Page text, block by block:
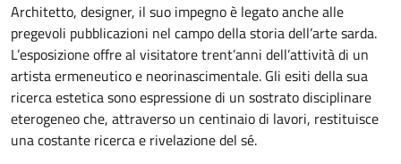
Architetto, designer, il suo impegno è legato anche alle
pregevoli pubblicazioni nel campo della storia dell’arte sarda.
L’esposizione offre al visitatore trent’anni dell’attività di un
artista ermeneutico e neorinascimentale. Gli esiti della sua
ricerca estetica sono espressione di un sostrato disciplinare
eterogeneo che, attraverso un centinaio di lavori, restituisce
una costante ricerca e rivelazione del sé.